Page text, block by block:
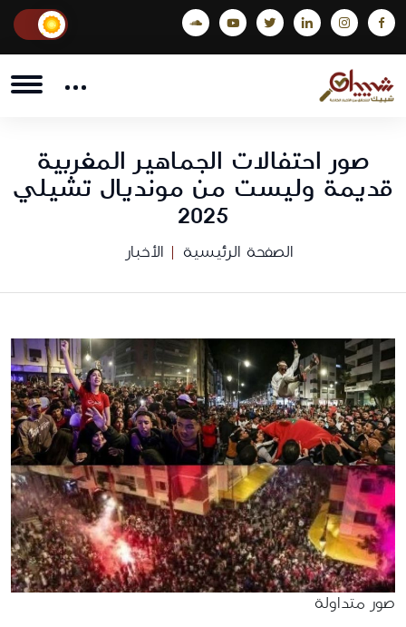
صور احتفالات الجماهير المغربية
قديمة وليست من مونديال تشيلي
2025
الصفحة الرئيسية الأخبار
صور متداولة